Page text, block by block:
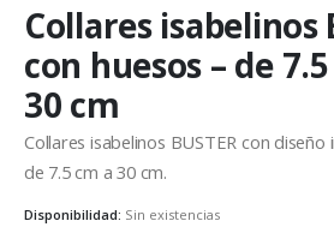
Collares isabelinos
con huesos – de
30 cm
Collares isabelinos BUSTER con
de 7.5 cm a 30 cm.
Disponibilidad: Sin existencias